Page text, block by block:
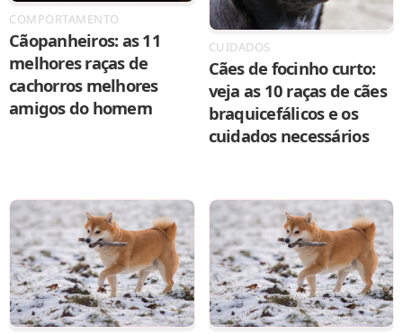
COMPORTAMENTO
Cãopanheiros: as 11
melhores raças de
cachorros melhores
amigos do homem
CUIDADOS
Cães de focinho curto:
veja as 10 raças de cães
braquicefálicos e os
cuidados necessários